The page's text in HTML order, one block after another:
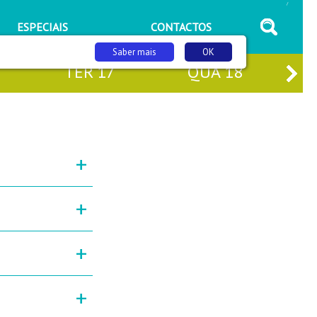
ESPECIAIS CONTACTOS
/
TER17 QUA18
+
+
+
+
OK
Saber mais